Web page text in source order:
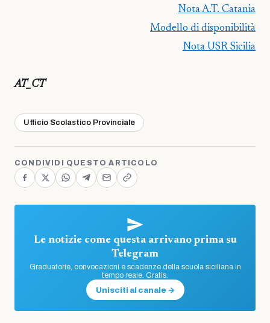
Nota A.T. Catania
Modello di disponibilità
Nota USR Sicilia
AT_CT
Ufficio Scolastico Provinciale
CONDIVIDI QUESTO ARTICOLO
Le notizie come questa arrivano prima su
Telegram
Graduatorie, convocazioni e scadenze della scuola siciliana in
tempo reale. Gratis.
Unisciti al canale →